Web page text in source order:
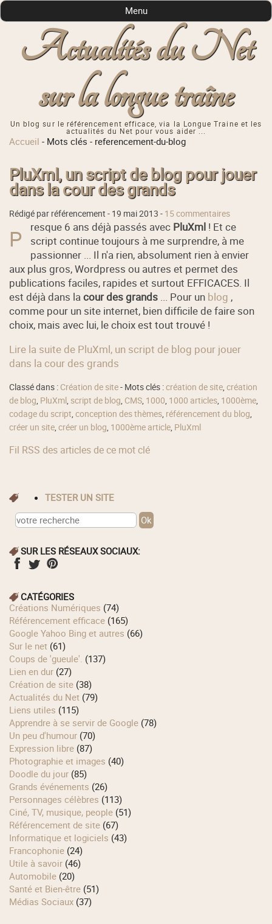
Actualités du Net
sur la longue traîne
Un blog sur le référencement efficace, via la Longue Traine et les
actualités du Net pour vous aider ...
Menu
Accueil - Mots clés - referencement-du-blog
PluXml, un script de blog pour jouer
dans la cour des grands
Rédigé par référencement - 19 mai 2013 - 15 commentaires
P resque 6 ans déjà passés avec PluXml ! Et ce
script continue toujours à me surprendre, à me
passionner ... Il n'a rien, absolument rien à envier
aux plus gros, Wordpress ou autres et permet des
publications faciles, rapides et surtout EFFICACES. Il
est déjà dans lacour des grands ... Pour un blog ,
comme pour un site internet, bien difficile de faire son
choix, mais avec lui, le choix est tout trouvé !
Lire la suite de PluXml, un script de blog pour jouer
dans la cour des grands
Classé dans : Création de site- Mots clés :création de site,création
de blog, PluXml , script de blog, CMS, 1000, 1000 articles, 1000ème,
codage du script,conception des thèmes, référencement du blog,
créer un site,créer un blog, 1000ème article, PluXml
Fil RSS des articles de ce mot clé
TESTER UN SITE
SUR LES RÉSEAUX SOCIAUX:
CATÉGORIES
Créations Numériques (74)
Référencement efficace (165)
Google Yahoo Bing et autres (66)
Sur le net (61)
Coups de 'gueule'. (137)
Lien en dur (27)
Création de site (38)
Actualités du Net (79)
Liens utiles (115)
Apprendre à se servir de Google (78)
Un peu d'humour (70)
Expression libre (87)
Photographie et images (40)
Doodle du jour (85)
Grands événements (26)
Personnages célèbres (113)
Ciné, TV, musique, people (51)
Référencement de site (67)
Informatique et logiciels (43)
Francophonie (24)
Utile à savoir (46)
Automobile (20)
Santé et Bien-être (51)
Médias Sociaux (37)